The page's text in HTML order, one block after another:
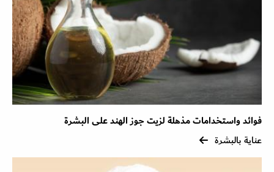
فوائد واستخدامات مذهلة لزيت جوز الهند على البشرة
عناية بالبشرة